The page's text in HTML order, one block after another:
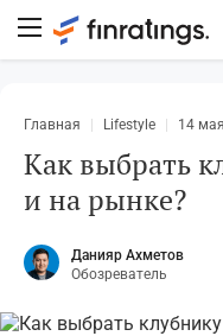
Главная Lifestyle 14
Как выбрать
и на рынке?
Данияр Ахметов
Обозреватель